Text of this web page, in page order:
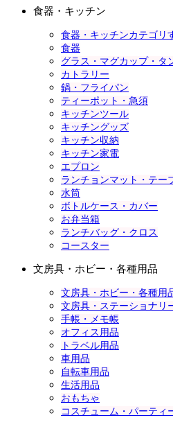
食器・キッチン
食器・キッチンカテゴリ
食器
グラス・マグカップ・タ
カトラリー
鍋・フライパン
ティーポット・急須
キッチンツール
キッチングッズ
キッチン収納
キッチン家電
エプロン
ランチョンマット・テー
水筒
ボトルケース・カバー
お弁当箱
ランチバッグ・クロス
コースター
文房具・ホビー・各種用品
文房具・ホビー・各種用
文房具・ステーショナリ
手帳・メモ帳
オフィス用品
トラベル用品
車用品
自転車用品
生活用品
おもちゃ
コスチューム・パーティ